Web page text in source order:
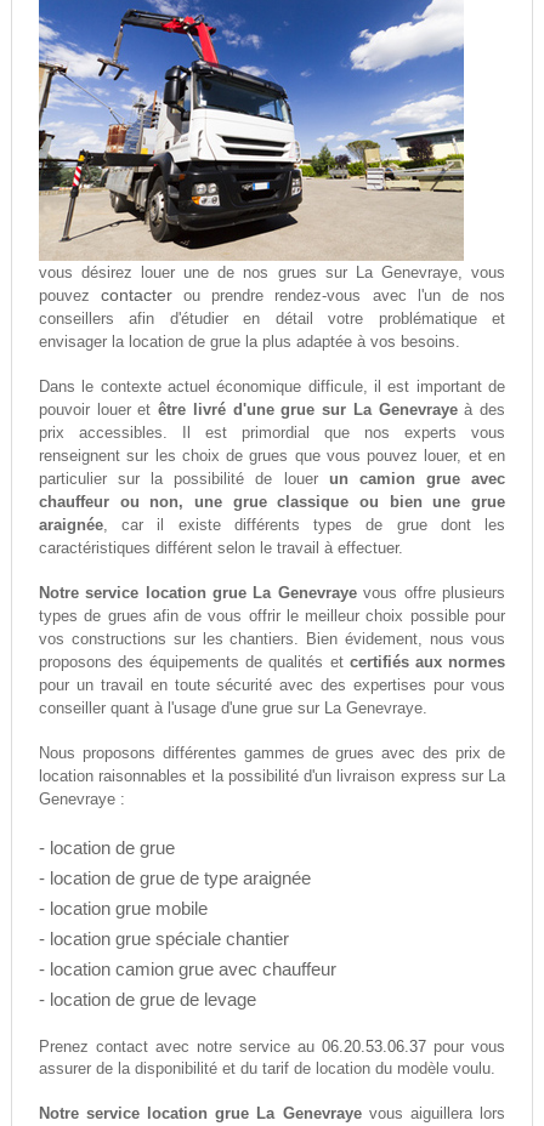
vous désirez louer une de nos grues sur La Genevraye, vous
pouvezcontacter ou prendre rendez-vous avec l'un de nos
conseillers afin d'étudier en détail votre problématique et
envisager la location de grue la plus adaptée à vos besoins.
Dans le contexte actuel économique difficule, il est important de
pouvoir louer etêtre livré d'une grue sur La Genevrayeà des
prix accessibles. Il est primordial que nos experts vous
renseignent sur les choix de grues que vous pouvez louer, et en
particulier sur la possibilité de louer un camion grue avec
chauffeur ou non, une grue classique ou bien une grue
araignée, car il existe différents types de grue dont les
caractéristiques différent selon le travail à effectuer.
Notre service location grue La Genevrayevous offre plusieurs
types de grues afin de vous offrir le meilleur choix possible pour
vos constructions sur les chantiers. Bien évidement, nous vous
proposons des équipements de qualités et certifiés aux normes
pour un travail en toute sécurité avec des expertises pour vous
conseiller quant à l'usage d'une grue sur La Genevraye.
Nous proposons différentes gammes de grues avec des prix de
location raisonnables et la possibilité d'un livraison express sur La
Genevraye :
- location de grue
- location de grue de type araignée
- location grue mobile
- location grue spéciale chantier
- location camion grue avec chauffeur
- location de grue de levage
Prenez contact avec notre service au06.20.53.06.37 pour vous
assurer de la disponibilité et du tarif de location du modèle voulu.
Notre service location grue La Genevrayevous aiguillera lors